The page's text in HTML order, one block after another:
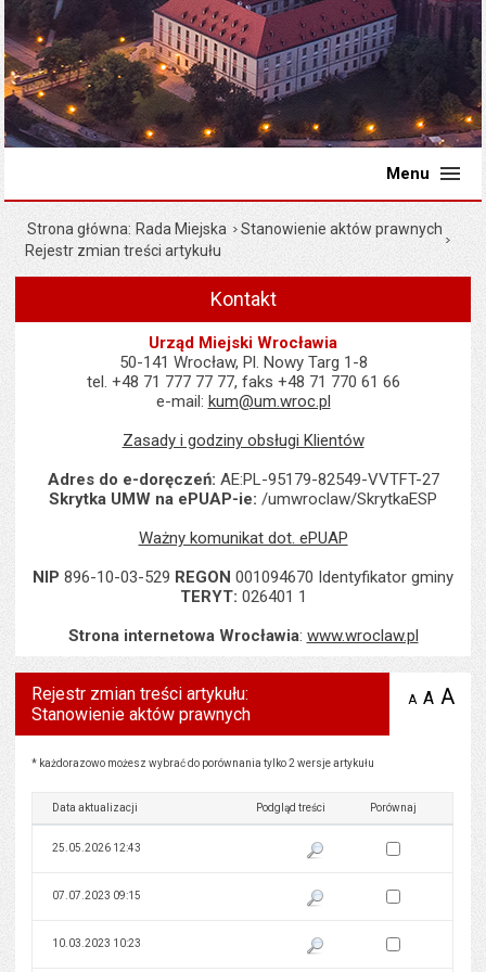
Menu
Strona główna Rada Miejska
Stanowienie aktów prawnych
Rejestr zmian treści artykułu
Kontakt
Urząd Miejski Wrocławia
50-141 Wrocław, Pl. Nowy Targ 1-8
tel. +48 71 777 77 77, faks +48 71 770 61 66
e-mail: kum@um.wroc.pl
Zasady i godziny obsługi Klientów
Adres do e-doręczeń: AE:PL-95179-82549-VVTFT-27
Skrytka UMW na ePUAP-ie: /umwroclaw/SkrytkaESP
Ważny komunikat dot. ePUAP
NIP 896-10-03-529 REGON 001094670 Identyfikator gminy
TERYT: 026401 1
Strona internetowa Wrocławia: www.wroclaw.pl
Rejestr zmian treści artykułu:
Stanowienie aktów prawnych
A zmniejsz
A A
Rejestr zmian treści artykułu: Stanowienie aktów prawnych
* każdorazowo możesz wybrać do porównania tylko 2 wersje artykułu
Data aktualizacji Podgląd treści Porównaj
25.05.2026 12:43 Pokaż podgląd wersji z dnia
Zaznacz wersję do
07.07.2023 09:15 Pokaż podgląd wersji z dnia
Zaznacz wersję do
10.03.2023 10:23 Pokaż podgląd wersji z dnia
Zaznacz wersję do